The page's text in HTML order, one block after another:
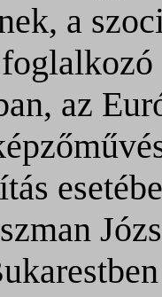
a
az